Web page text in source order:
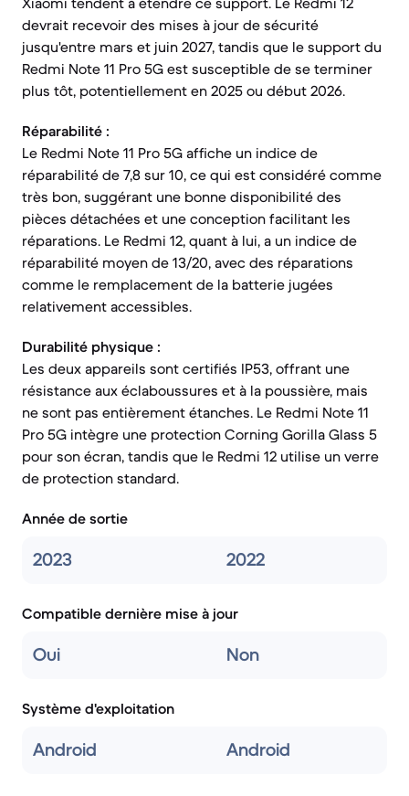
devrait recevoir des mises à jour de sécurité
jusqu'entre mars et juin 2027, tandis que le support du
Redmi Note 11 Pro 5G est susceptible de se terminer
plus tôt, potentiellement en 2025 ou début 2026.
Réparabilité :
Le Redmi Note 11 Pro 5G affiche un indice de
réparabilité de 7,8 sur 10, ce qui est considéré comme
très bon, suggérant une bonne disponibilité des
pièces détachées et une conception facilitant les
réparations. Le Redmi 12, quant à lui, a un indice de
réparabilité moyen de 13/20, avec des réparations
comme le remplacement de la batterie jugées
relativement accessibles.
Durabilité physique :
Les deux appareils sont certifiés IP53, offrant une
résistance aux éclaboussures et à la poussière, mais
ne sont pas entièrement étanches. Le Redmi Note 11
Pro 5G intègre une protection Corning Gorilla Glass 5
pour son écran, tandis que le Redmi 12 utilise un verre
de protection standard.
Année de sortie
2023 2022
Compatible dernière mise à jour
Oui Non
Système d'exploitation
Android Android